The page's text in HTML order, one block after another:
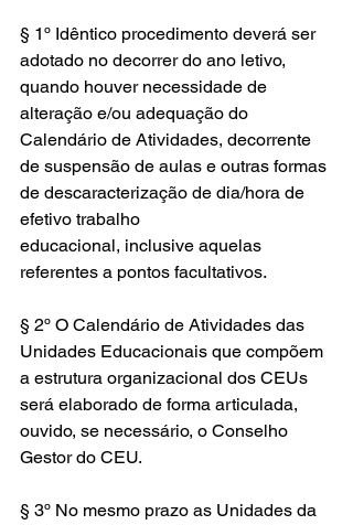
§ 1º Idêntico procedimento deverá ser
adotado no decorrer do ano letivo,
quando houver necessidade de
alteração e/ou adequação do
Calendário de Atividades, decorrente
de suspensão de aulas e outras formas
de descaracterização de dia/hora de
efetivo trabalho
educacional, inclusive aquelas
referentes a pontos facultativos.
§ 2º O Calendário de Atividades das
Unidades Educacionais que compõem
a estrutura organizacional dos CEUs
será elaborado de forma articulada,
ouvido, se necessário, o Conselho
Gestor do CEU.
§ 3º No mesmo prazo as Unidades da